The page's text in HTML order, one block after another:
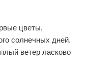
цветы,
солнечных дней.
ветер ласково